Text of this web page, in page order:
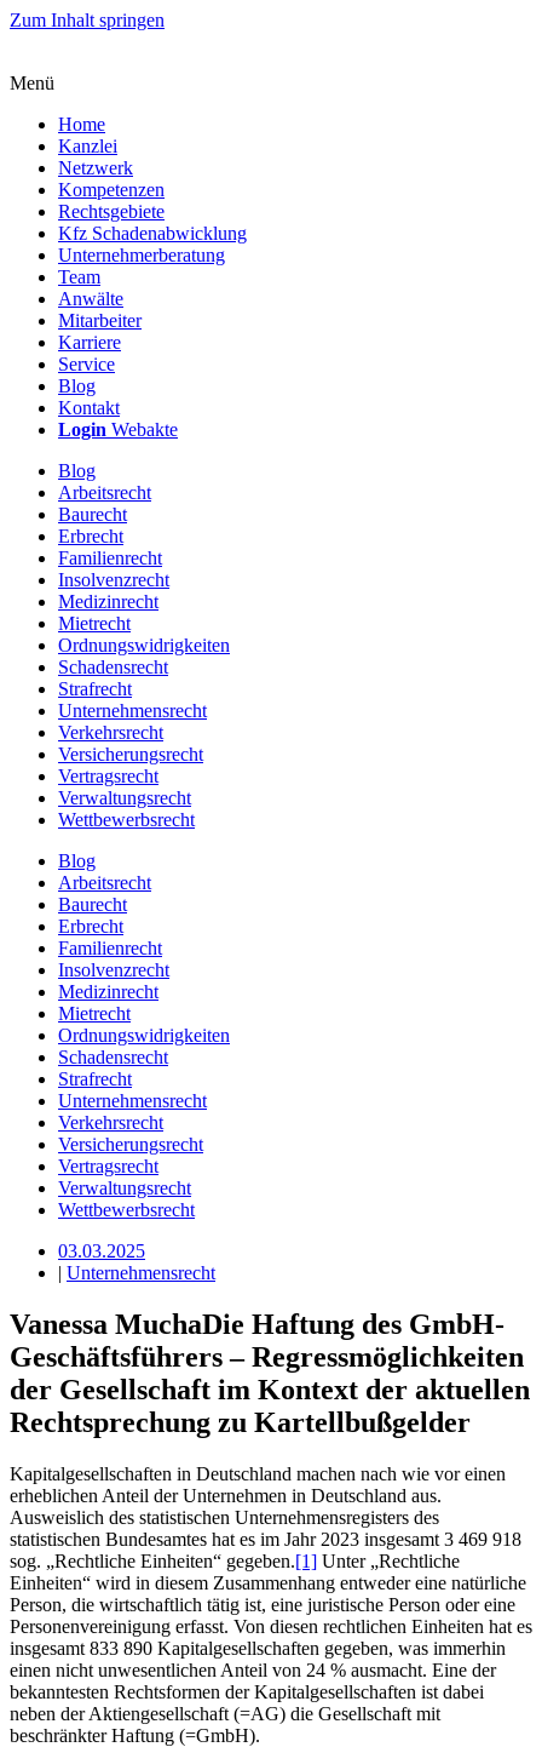
Zum Inhalt springen
Menü
Home
Kanzlei
Netzwerk
Kompetenzen
Rechtsgebiete
Kfz Schadenabwicklung
Unternehmerberatung
Team
Anwälte
Mitarbeiter
Karriere
Service
Blog
Kontakt
Login Webakte
Blog
Arbeitsrecht
Baurecht
Erbrecht
Familienrecht
Insolvenzrecht
Medizinrecht
Mietrecht
Ordnungswidrigkeiten
Schadensrecht
Strafrecht
Unternehmensrecht
Verkehrsrecht
Versicherungsrecht
Vertragsrecht
Verwaltungsrecht
Wettbewerbsrecht
Blog
Arbeitsrecht
Baurecht
Erbrecht
Familienrecht
Insolvenzrecht
Medizinrecht
Mietrecht
Ordnungswidrigkeiten
Schadensrecht
Strafrecht
Unternehmensrecht
Verkehrsrecht
Versicherungsrecht
Vertragsrecht
Verwaltungsrecht
Wettbewerbsrecht
03.03.2025
| Unternehmensrecht
Vanessa MuchaDie Haftung des GmbH-
Geschäftsführers – Regressmöglichkeiten
der Gesellschaft im Kontext der aktuellen
Rechtsprechung zu Kartellbußgelder
Kapitalgesellschaften in Deutschland machen nach wie vor einen
erheblichen Anteil der Unternehmen in Deutschland aus.
Ausweislich des statistischen Unternehmensregisters des
statistischen Bundesamtes hat es im Jahr 2023 insgesamt 3 469 918
sog. „Rechtliche Einheiten“ gegeben.[1] Unter „Rechtliche
Einheiten“ wird in diesem Zusammenhang entweder eine natürliche
Person, die wirtschaftlich tätig ist, eine juristische Person oder eine
Personenvereinigung erfasst. Von diesen rechtlichen Einheiten hat es
insgesamt 833 890 Kapitalgesellschaften gegeben, was immerhin
einen nicht unwesentlichen Anteil von 24 % ausmacht. Eine der
bekanntesten Rechtsformen der Kapitalgesellschaften ist dabei
neben der Aktiengesellschaft (=AG) die Gesellschaft mit
beschränkter Haftung (=GmbH).